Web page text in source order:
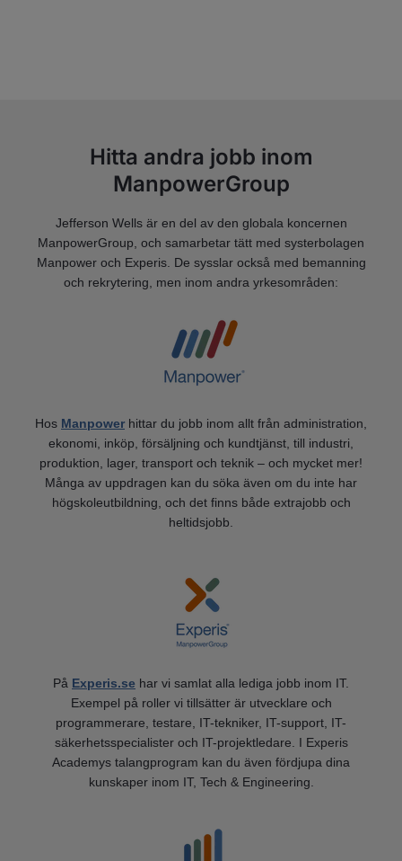
Hitta andra jobb inom
ManpowerGroup
Jefferson Wells är en del av den globala koncernen
ManpowerGroup, och samarbetar tätt med systerbolagen
Manpower och Experis. De sysslar också med bemanning
och rekrytering, men inom andra yrkesområden:
Hos Manpower hittar du jobb inom allt från administration,
ekonomi, inköp, försäljning och kundtjänst, till industri,
produktion, lager, transport och teknik – och mycket mer!
Många av uppdragen kan du söka även om du inte har
högskoleutbildning, och det finns både extrajobb och
heltidsjobb.
På Experis.se har vi samlat alla lediga jobb inom IT.
Exempel på roller vi tillsätter är utvecklare och
programmerare, testare, IT-tekniker, IT-support, IT-
säkerhetsspecialister och IT-projektledare. I Experis
Academys talangprogram kan du även fördjupa dina
kunskaper inom IT, Tech & Engineering.